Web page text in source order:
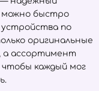
можно быстро
устройства по
оригинальные
а ассортимент
чтобы каждый мог